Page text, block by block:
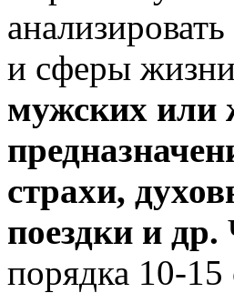
и сферы
мужских или
страхи,
поездки и др.
порядка 10-